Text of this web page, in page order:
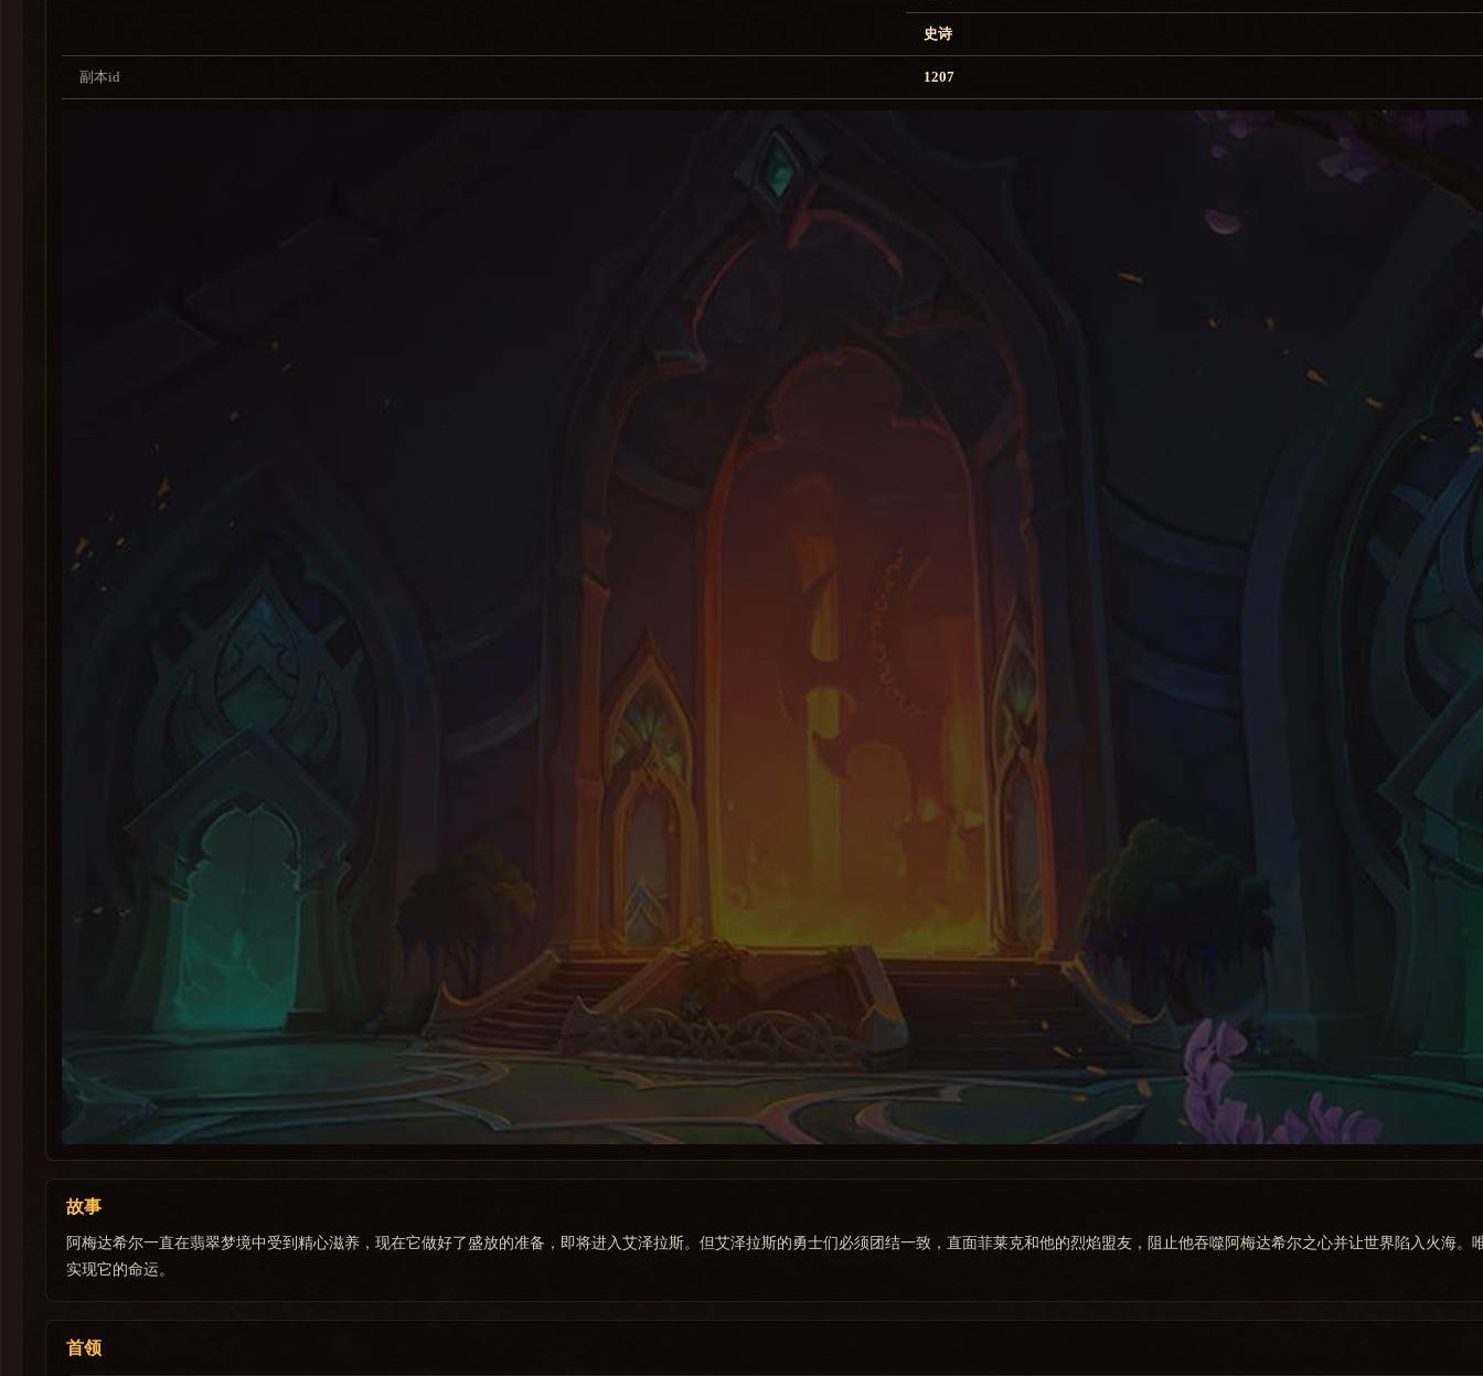
史诗
副本id 1207
故事
阿梅达希尔一直在翡翠梦境中受到精心滋养，现在它做好了盛放的准备，即将进入艾泽拉斯。但艾泽拉斯的勇士们必须团结一致，直面菲莱克和他的烈焰盟友，阻止他吞噬阿梅达希尔之心并让世界陷入火海。
实现它的命运。
首领